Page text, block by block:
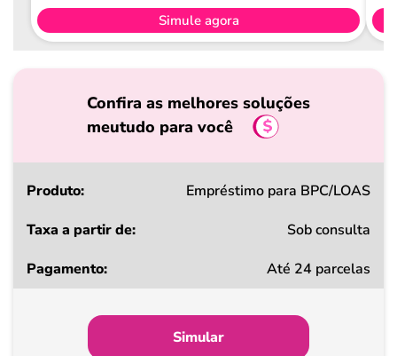
Simule agora
Confira as melhores soluções
meutudo para você
Produto
a
Empréstimo para BPC/LOAS
Sob consulta
Até 24 parcelas
Simular